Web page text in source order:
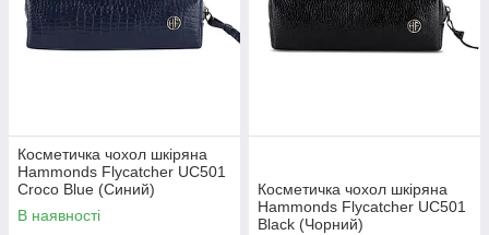
Косметичка чохол шкіряна
Hammonds Flycatcher UC501
Croco Blue (Синий)
В наявності
Косметичка чохол шкіряна
Hammonds Flycatcher UC501
Black (Чорний)